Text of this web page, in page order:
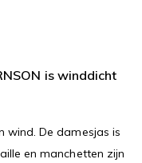
is winddicht
wind. De damesjas is
en manchetten zijn